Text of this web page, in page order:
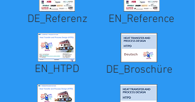
DE_Referenz
EN_HTPD
EN_Reference
DE_Broschüre